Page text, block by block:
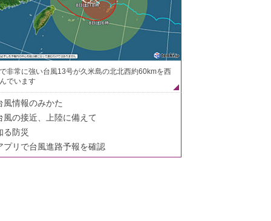
非常に強い台風13号が久米島の北北西約60kmを西
でいます
風情報のみかた
風の接近、上陸に備えて
る防災
プリで台風進路予報を確認